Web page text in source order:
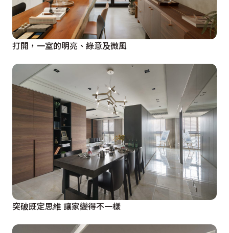
打開，一室的明亮、綠意及微風
突破既定思維 讓家變得不一樣